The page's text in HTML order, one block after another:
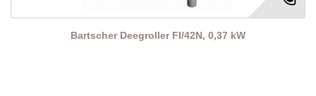
Bartscher Deegroller FI/42N, 0,37 kW